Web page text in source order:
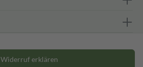
Widerruf erklären